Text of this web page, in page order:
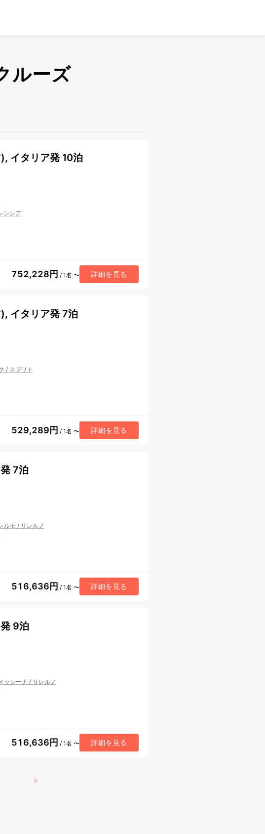
ルーズ
イタリア発 10泊
ンシア
752,228円 / 1名 〜 詳細を見る
イタリア発 7泊
/ スプリト
529,289円 / 1名 〜 詳細を見る
7泊
ルモ / サレルノ
516,636円 / 1名 〜 詳細を見る
9泊
ッシーナ / サレルノ
516,636円 / 1名 〜 詳細を見る